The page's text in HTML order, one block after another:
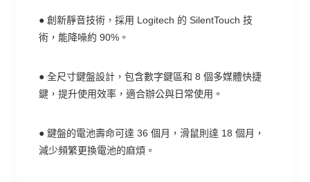
● 創新靜音技術，採用 Logitech 的 SilentTouch 技
術，能降噪約 90%。
● 全尺寸鍵盤設計，包含數字鍵區和 8 個多媒體快捷
鍵，提升使用效率，適合辦公與日常使用。
● 鍵盤的電池壽命可達 36 個月，滑鼠則達 18 個月，
減少頻繁更換電池的麻煩。